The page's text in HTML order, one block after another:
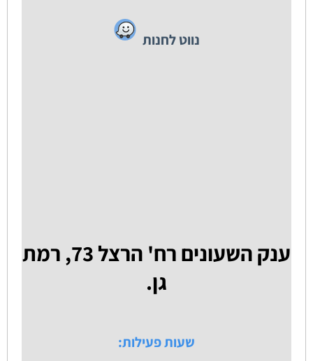
נווט לחנות
ענק השעונים רח' הרצל 73, רמת
גן.
שעות פעילות: